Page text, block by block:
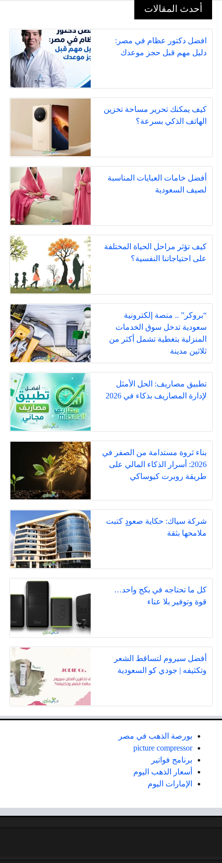
أحدث المقالات
افضل دكتور عظام في مصر:
دليل مهم قبل حجز موعدك
كيف يمكنك تحرير مساحة تخزين
الهاتف الذكي بسرعة؟
أفضل خامات العبايات المناسبة
لصيف السعودية
كيف تؤثر مراحل الحياة المختلفة
على احتياجاتنا النفسية؟
“بروكر” .. منصة إلكترونية
سعودية تدخل سوق الخدمات
المنزلية بتغطية تشمل أكثر من
ثلاثين مدينة
تطبيق مصاريف: الحل الأمثل
لإدارة المصاريف بذكاء في 2026
بناء ثروة مستدامة من الصفر في
2026: أسرار الذكاء المالي على
طريقة روبرت كيوساكي
شركة سياك: حكاية صعودٍ كتبت
ملامحها بثقة
كل ما تحتاجه في بكج واحد…
قوة وتوفير بلا عناء
أفضل سيروم لتساقط الشعر
وتكثيفه | جودي كو السعودية
بورصة الذهب في مصر
picture compressor
برنامج فواتير
أسعار الذهب اليوم
الإمارات اليوم